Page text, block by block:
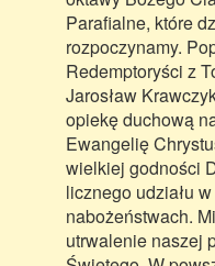
Parafialne, które
rozpoczynamy.
Redemptoryści z
Jarosław
opiekę duchową
Ewangelię
wielkiej godności
licznego udziału
nabożeństwach.
utrwalenie naszej